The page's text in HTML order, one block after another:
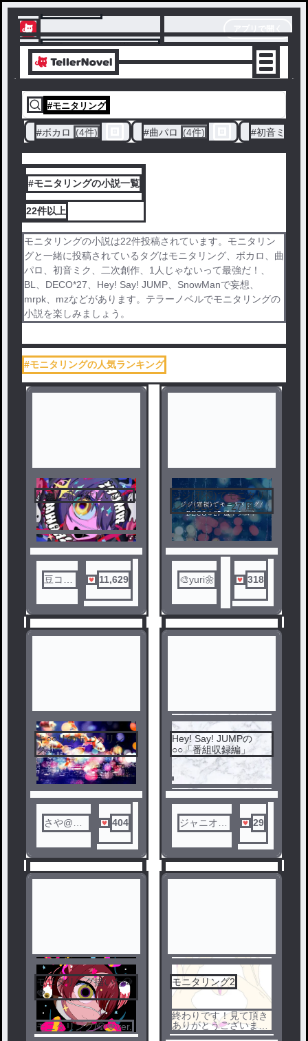
テラーノベル
アプリでサクサク楽しめる
#モニタリング
#ボカロ (4件) #曲パロ (4件) #初音ミク
#モニタリングの小説一覧
22件以上
モニタリングの小説は22件投稿されています。モニタリン
グと一緒に投稿されているタグはモニタリング、ボカロ、曲
パロ、初音ミク、二次創作、1人じゃないって最強だ！、
BL、DECO*27、Hey! Say! JUMP、SnowManで妄想、
mrpk、mzなどがあります。テラーノベルでモニタリングの
小説を楽しみましょう。
#モニタリングの人気ランキング
お願い君が欲しいの♡
豆コー
11,629
1
ジジ(邪視)でモニタリ
ング/DECO＊27 風イ
ラスト
🎨yuri🌼 318
2
キ○○リのモニタリン
グ！
さや@り
404
3
Hey! Say! JUMPの
○○「番組収録編」
ジャニオタ
29
4
モニタリング描いた🐶
🍓
モニタリング/🐶🍓ver.
モニタリング2
終わりです！見て頂き
ありがとうございまし
た！